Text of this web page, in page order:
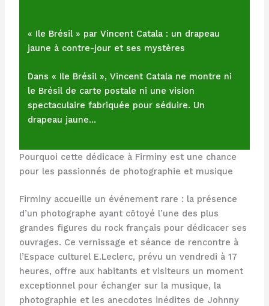
« Ile Brésil » par Vincent Catala : un drapeau
jaune à contre-jour et ses mystères
Dans « Ile Brésil », Vincent Catala ne montre ni
le Brésil de carte postale ni une vision
spectaculaire fabriquée pour séduire. Un
drapeau jaune…
Pourquoi cette dédicace à Firminy est une chance
pour les passionnés de photographie et musique
Firminy accueille un événement rare : la présence
d’un photographe ayant côtoyé l’une des plus
grandes figures du rock français pour dédicacer ses
ouvrages. Ce vernissage et séance de rencontre à
l’Espace culturel E.Leclerc, prévu un vendredi à 17
heures, offre aux habitants et visiteurs un moment
exceptionnel pour échanger sur la musique, la
photographie et les anecdotes inédites de Johnny